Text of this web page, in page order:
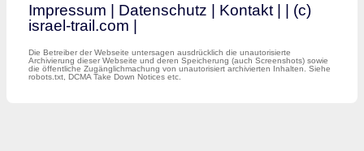
Impressum Datenschutz Kontakt|
| (c)
israel-trail.com |
Die Betreiber der Webseite untersagen ausdrücklich die unautorisierte
Archivierung dieser Webseite und deren Speicherung (auch Screenshots) sowie
die öffentliche Zugänglichmachung von unautorisiert archivierten Inhalten. Siehe
robots.txt, DCMA Take Down Notices etc.